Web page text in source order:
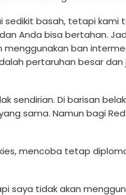
sedikit basah, tetapi kami
Anda bisa bertahan.
menggunakan ban
pertaruhan besar
sendirian. Di barisan
sama. Namun bagi
mencoba tetap
saya tidak akan